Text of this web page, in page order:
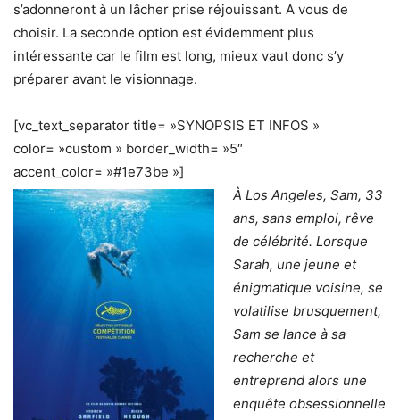
s’adonneront à un lâcher prise réjouissant. A vous de
choisir. La seconde option est évidemment plus
intéressante car le film est long, mieux vaut donc s’y
préparer avant le visionnage.
[vc_text_separator title= »SYNOPSIS ET INFOS »
color= »custom » border_width= »5″
accent_color= »#1e73be »]
À Los Angeles, Sam, 33
ans, sans emploi, rêve
de célébrité. Lorsque
Sarah, une jeune et
énigmatique voisine, se
volatilise brusquement,
Sam se lance à sa
recherche et
entreprend alors une
enquête obsessionnelle